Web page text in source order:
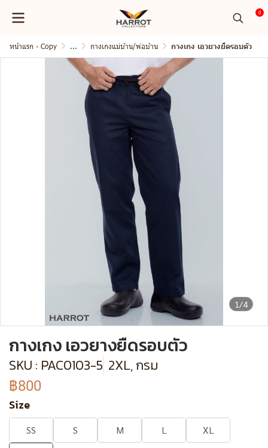
0
หน้าแรก - Copy ... กางเกงแม่บ้าน/พ่อบ้าน กางเกง เอวยางยืดรอบตัว
1/4
กางเกง เอวยางยืดรอบตัว
SKU : PAC0103-5 2XL, กรม
฿800
Size
SS S M L
XL